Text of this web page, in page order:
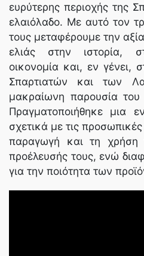
ευρύτερης περιοχής της
ελαιόλαδο. Με αυτό τον
τους μεταφέρουμε την
ελιάς στην ιστορία,
οικονομία και, εν γένει,
Σπαρτιατών και των
μακραίωνη παρουσία
Πραγματοποιήθηκε μια
σχετικά με τις
παραγωγή και τη χρήση
προέλευσής τους, ενώ
για την ποιότητα των